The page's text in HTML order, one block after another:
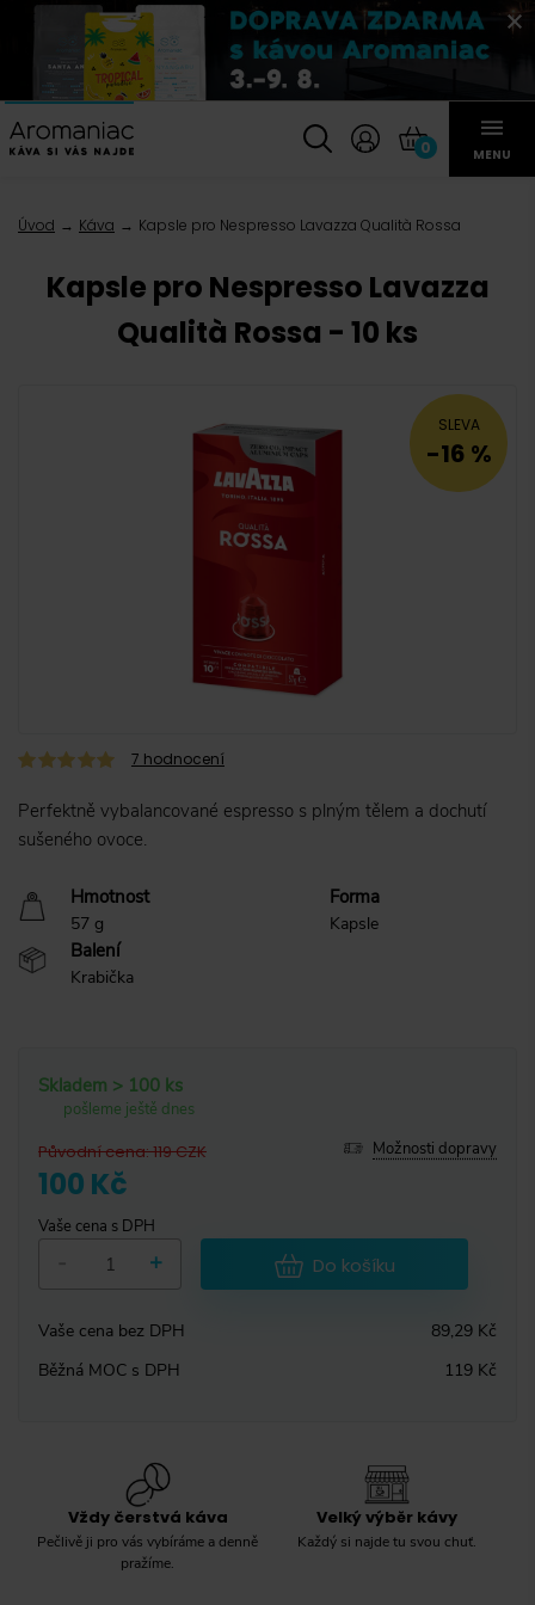
0 MENU
Úvod Káva Kapsle pro Nespresso Lavazza Qualità Rossa
Kapsle pro Nespresso Lavazza
Qualità Rossa - 10 ks
SLEVA
-16 %
7 hodnocení
Perfektně vybalancované espresso s plným tělem a dochutí
sušeného ovoce.
Hmotnost
57 g
Forma
Kapsle
Balení
Krabička
Skladem > 100 ks
pošleme ještě dnes
Původní cena:119CZK
100 Kč
Vaše cena s DPH
Možnosti dopravy
+ Do košíku
Vaše cena bez DPH
89,29 Kč
Běžná MOC s DPH
119 Kč
Vždy čerstvá káva
Pečlivě ji pro vás vybíráme a denně
pražíme.
Velký výběr kávy
Každý si najde tu svou chuť.